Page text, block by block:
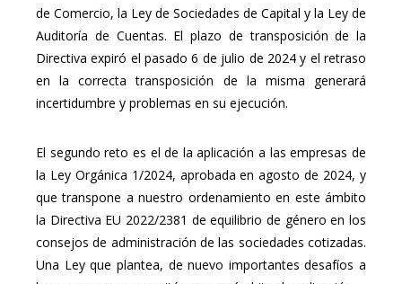
de Comercio, la Ley de Sociedades de Capital y la Ley de
Auditoría de Cuentas. El plazo de transposición de la
Directiva expiró el pasado 6 de julio de 2024 y el retraso
en la correcta transposición de la misma generará
incertidumbre y problemas en su ejecución.
El segundo reto es el de la aplicación a las empresas de
la Ley Orgánica 1/2024, aprobada en agosto de 2024, y
que transpone a nuestro ordenamiento en este ámbito
la Directiva EU 2022/2381 de equilibrio de género en los
consejos de administración de las sociedades cotizadas.
Una Ley que plantea, de nuevo importantes desafíos a